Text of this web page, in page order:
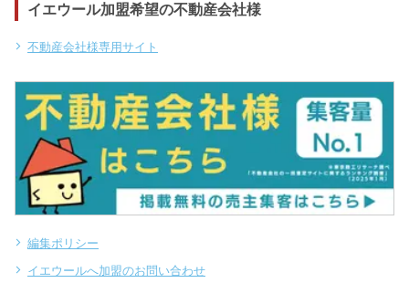
イエウール加盟希望の不動産会社様
不動産会社様専用サイト
編集ポリシー
イエウールへ加盟のお問い合わせ